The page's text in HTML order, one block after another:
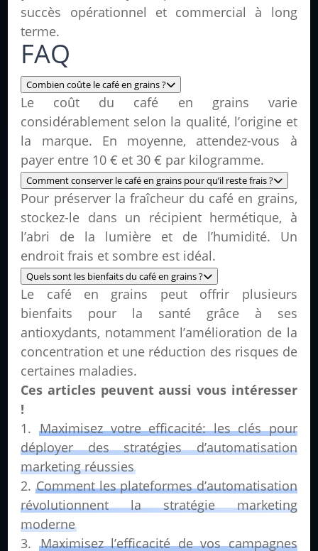
succès opérationnel et commercial à long
terme.
FAQ
Combien coûte le café en grains ?
Le coût du café en grains varie
considérablement selon la qualité, l’origine et
la marque. En moyenne, attendez-vous à
payer entre 10 € et 30 € par kilogramme.
Comment conserver le café en grains pour qu’il reste frais ?
Pour préserver la fraîcheur du café en grains,
stockez-le dans un récipient hermétique, à
l’abri de la lumière et de l’humidité. Un
endroit frais et sombre est idéal.
Quels sont les bienfaits du café en grains ?
Le café en grains peut offrir plusieurs
bienfaits pour la santé grâce à ses
antioxydants, notamment l’amélioration de la
concentration et une réduction des risques de
certaines maladies.
Ces articles peuvent aussi vous intéresser
!
Maximisez votre efficacité: les clés pour
déployer des stratégies d’automatisation
marketing réussies
Comment les plateformes d’automatisation
révolutionnent la stratégie marketing
moderne
Maximisez l’efficacité de vos campagnes